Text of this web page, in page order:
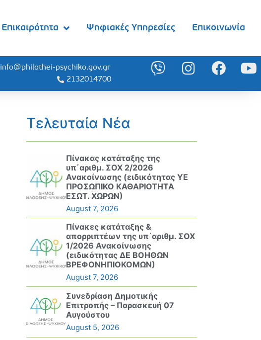
Επικαιρότητα Ψηφιακές Υπηρεσίες Επικοινωνία
info@philothei-psychiko.gov.gr
2132014700
Τελευταία Νέα
Πίνακας κατάταξης της
υπ΄αριθμ. ΣΟΧ 2/2026
Ανακοίνωσης (ειδικότητας ΥΕ
ΠΡΟΣΩΠΙΚΟ ΚΑΘΑΡΙΟΤΗΤΑ
ΕΣΩΤ. ΧΩΡΩΝ)
August 7, 2026
Πίνακες κατάταξης &
απορριπτέων της υπ΄αριθμ. ΣΟΧ
1/2026 Ανακοίνωσης
(ειδικότητας ΔΕ ΒΟΗΘΩΝ
ΒΡΕΦΟΝΗΠΙΟΚΟΜΩΝ)
August 7, 2026
Συνεδρίαση Δημοτικής
Επιτροπής – Παρασκευή 07
Αυγούστου
August 5, 2026